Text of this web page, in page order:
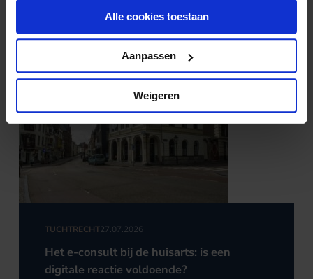
Alle cookies toestaan
Aanpassen
Weigeren
Ook interessant?
TUCHTRECHT27.07.2026
Het e-consult bij de huisarts: is een
digitale reactie voldoende?